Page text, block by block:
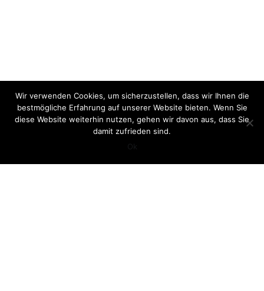
Wir verwenden Cookies, um sicherzustellen, dass wir Ihnen die
bestmögliche Erfahrung auf unserer Website bieten. Wenn Sie
diese Website weiterhin nutzen, gehen wir davon aus, dass Sie
damit zufrieden sind.
Ok